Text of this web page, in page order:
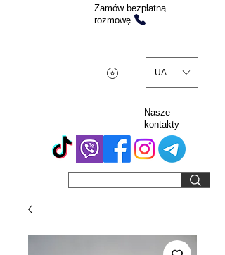
Zamów bezpłatną
rozmowę
UAH (₴)
Nasze
kontakty